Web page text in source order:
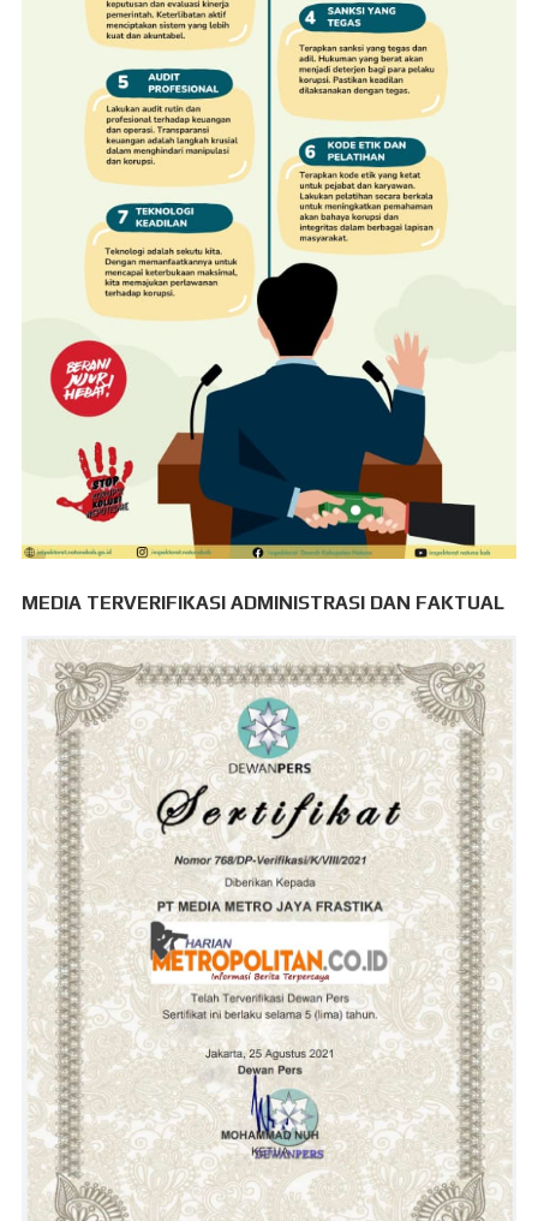
MEDIA TERVERIFIKASI ADMINISTRASI DAN FAKTUAL